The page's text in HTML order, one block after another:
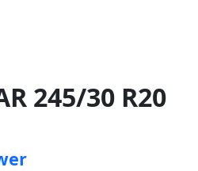
245/30 R20